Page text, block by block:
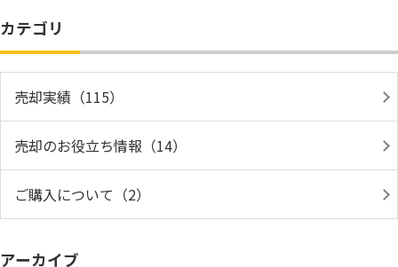
カテゴリ
売却実績（115）
売却のお役立ち情報（14）
ご購入について（2）
アーカイブ